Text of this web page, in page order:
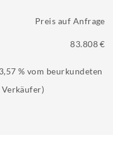
Preis auf Anfrage
83.808 €
% vom beurkundeten